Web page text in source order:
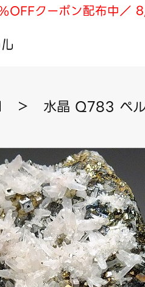
クーポン配布中／
＞ 水晶 Q783 ペ